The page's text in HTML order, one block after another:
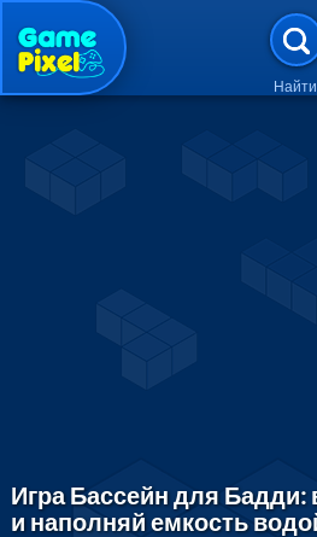
Найти
Игра Бассейн для
и наполняй емкость